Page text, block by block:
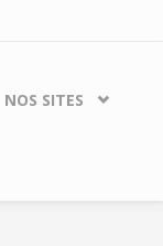
NOS SITES